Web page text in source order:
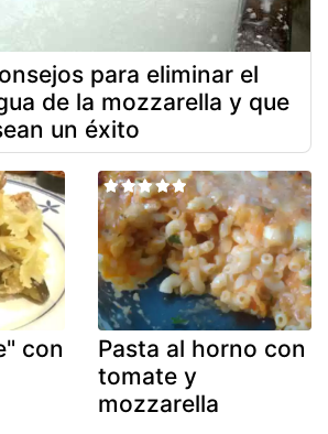
para eliminar el
de la mozzarella y que
un éxito
con
Pasta al horno con
tomate y
mozzarella